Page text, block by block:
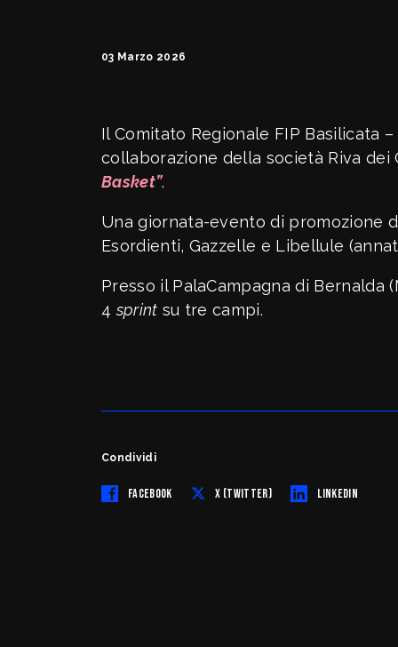
03 Marzo 2026
Il Comitato Regionale FIP Basilicata
collaborazione della società Riva dei
Basket”.
Una giornata-evento di promozione
Esordienti, Gazzelle e Libellule
Presso il PalaCampagna di
4sprint su tre campi.
Condividi
FACEBOOK X (TWITTER) LINKEDIN